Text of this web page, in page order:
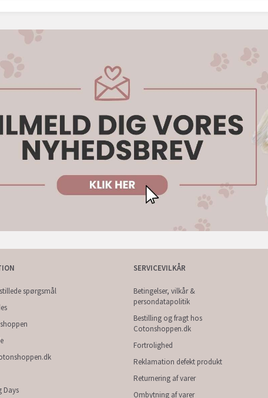
spørgsmål
Days
SERVICEVILKÅR
Betingelser, vilkår &
persondatapolitik
Bestilling og fragt hos
Cotonshoppen.dk
Fortrolighed
Reklamation defekt produkt
Returnering af varer
Ombytning af varer